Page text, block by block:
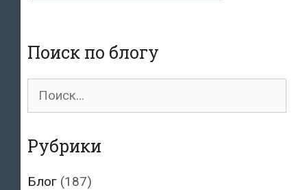
Поиск по блогу
Поиск
Рубрики
Блог (187)